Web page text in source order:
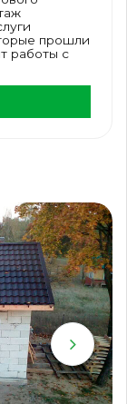
прошли
работы с